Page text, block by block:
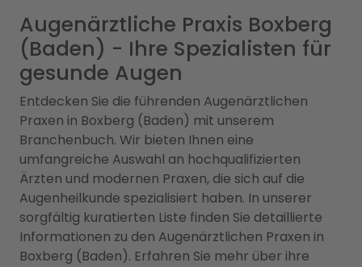
Augenärztliche Praxis Boxberg
(Baden) - Ihre Spezialisten für
gesunde Augen
Entdecken Sie die führenden Augenärztlichen
Praxen in Boxberg (Baden) mit unserem
Branchenbuch. Wir bieten Ihnen eine
umfangreiche Auswahl an hochqualifizierten
Ärzten und modernen Praxen, die sich auf die
Augenheilkunde spezialisiert haben. In unserer
sorgfältig kuratierten Liste finden Sie detaillierte
Informationen zu den Augenärztlichen Praxen in
Boxberg (Baden). Erfahren Sie mehr über ihre